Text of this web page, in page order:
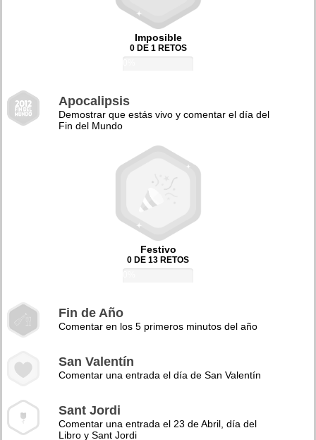
Imposible
0 DE 1 RETOS
Apocalipsis
Demostrar que estás vivo y comentar el día del
Fin del Mundo
Festivo
0 DE 13 RETOS
Fin de Año
Comentar en los 5 primeros minutos del año
San Valentín
Comentar una entrada el día de San Valentín
Sant Jordi
Comentar una entrada el 23 de Abril, día del
Libro y Sant Jordi